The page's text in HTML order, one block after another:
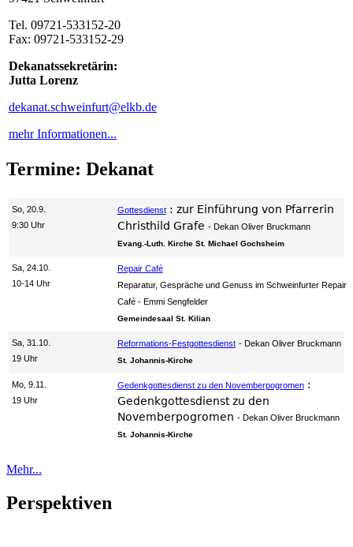
Tel. 09721-533152-20
Fax: 09721-533152-29
Dekanatssekretärin:
Jutta Lorenz
dekanat.schweinfurt@elkb.de
mehr Informationen...
Termine: Dekanat
So, 20.9.
9:30 Uhr
Gottesdienst: zur Einführung von Pfarrerin
Christhild Grafe
Dekan Oliver Bruckmann
Evang.-Luth. Kirche St. Michael Gochsheim
Sa, 24.10.
10-14 Uhr
Repair Café
Reparatur, Gespräche und Genuss im Schweinfurter Repair
Café
Emmi Sengfelder
Gemeindesaal St. Kilian
Sa, 31.10.
19 Uhr
Reformations-Festgottesdienst Dekan Oliver Bruckmann
St. Johannis-Kirche
Mo, 9.11.
19 Uhr
Gedenkgottesdienst zu den Novemberpogromen:
Gedenkgottesdienst zu den
Novemberpogromen
Dekan Oliver Bruckmann
St. Johannis-Kirche
Mehr...
Perspektiven